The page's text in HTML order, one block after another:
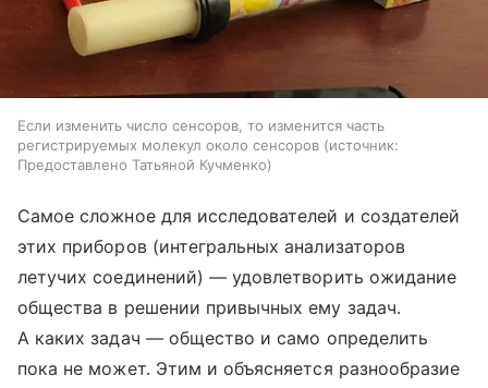
Если изменить число сенсоров, то изменится часть
регистрируемых молекул около сенсоров
источник:
Предоставлено Татьяной Кучменко
Самое сложное для исследователей и создателей
этих приборов (интегральных анализаторов
летучих соединений) — удовлетворить ожидание
общества в решении привычных ему задач.
А каких задач — общество и само определить
пока не может. Этим и объясняется разнообразие